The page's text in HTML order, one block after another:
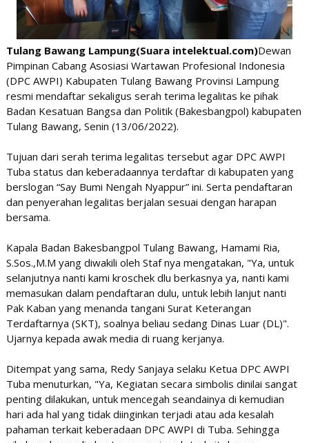
Tulang Bawang Lampung(Suara intelektual.com)Dewan
Pimpinan Cabang Asosiasi Wartawan Profesional Indonesia
(DPC AWPI) Kabupaten Tulang Bawang Provinsi Lampung
resmi mendaftar sekaligus serah terima legalitas ke pihak
Badan Kesatuan Bangsa dan Politik (Bakesbangpol) kabupaten
Tulang Bawang, Senin (13/06/2022).
Tujuan dari serah terima legalitas tersebut agar DPC AWPI
Tuba status dan keberadaannya terdaftar di kabupaten yang
berslogan “Say Bumi Nengah Nyappur” ini. Serta pendaftaran
dan penyerahan legalitas berjalan sesuai dengan harapan
bersama.
Kapala Badan Bakesbangpol Tulang Bawang, Hamami Ria,
S.Sos.,M.M yang diwakili oleh Staf nya mengatakan, "Ya, untuk
selanjutnya nanti kami kroschek dlu berkasnya ya, nanti kami
memasukan dalam pendaftaran dulu, untuk lebih lanjut nanti
Pak Kaban yang menanda tangani Surat Keterangan
Terdaftarnya (SKT), soalnya beliau sedang Dinas Luar (DL)".
Ujarnya kepada awak media di ruang kerjanya.
Ditempat yang sama, Redy Sanjaya selaku Ketua DPC AWPI
Tuba menuturkan, "Ya, Kegiatan secara simbolis dinilai sangat
penting dilakukan, untuk mencegah seandainya di kemudian
hari ada hal yang tidak diinginkan terjadi atau ada kesalah
pahaman terkait keberadaan DPC AWPI di Tuba. Sehingga